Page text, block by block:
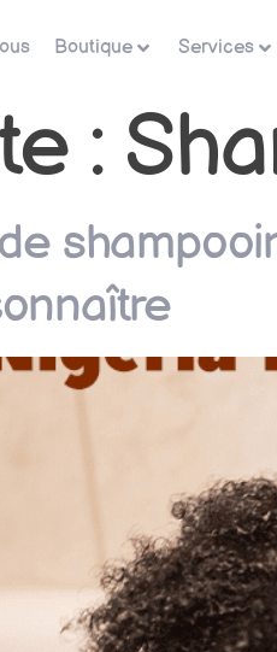
Boutique Services
: